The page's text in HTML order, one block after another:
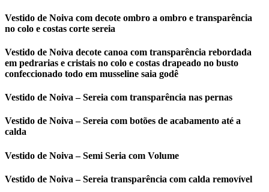
Vestido de Noiva com decote ombro a ombro e transparência
no colo e costas corte sereia
Vestido de Noiva decote canoa com transparência rebordada
em pedrarias e cristais no colo e costas drapeado no busto
confeccionado todo em musseline saia godê
Vestido de Noiva – Sereia com transparência nas pernas
Vestido de Noiva – Sereia com botões de acabamento até a
calda
Vestido de Noiva – Semi Seria com Volume
Vestido de Noiva – Sereia transparência com calda removível